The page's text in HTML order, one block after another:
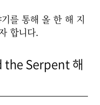
를 통해 올 한 해 지
합니다.
Serpent 해